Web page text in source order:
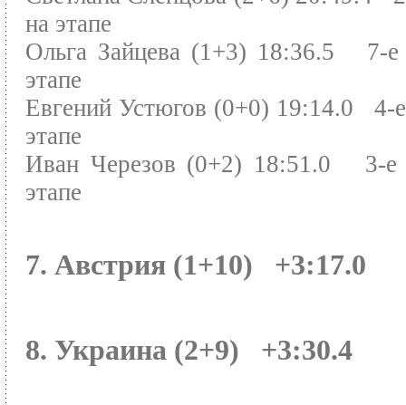
на этапе
Ольга Зайцева (1+3) 18:36.5 7-е
этапе
Евгений Устюгов (0+0) 19:14.0 4-
этапе
Иван Черезов (0+2) 18:51.0 3-е
этапе
7. Австрия (1+10) +3:17.0
8. Украина (2+9) +3:30.4